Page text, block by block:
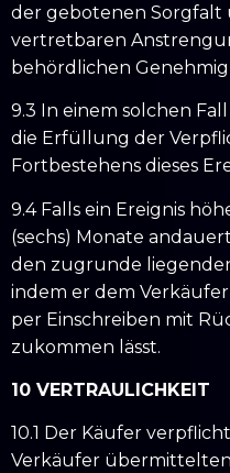
der gebotenen
vertretbaren
behördlichen
9.3 In einem solchen
die Erfüllung der
Fortbestehens dieses
9.4 Falls ein Ereignis
(sechs) Monate
den zugrunde
indem er dem
per Einschreiben mit
zukommen lässt.
10 VERTRAULICHKEIT
10.1 Der Käufer
Verkäufer